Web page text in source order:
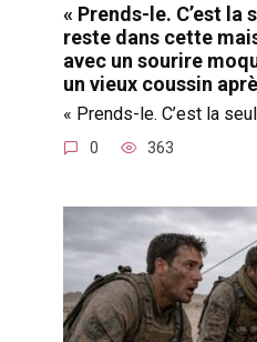
« Prends-le. C’est la
reste dans cette
avec un sourire
un vieux coussin
« Prends-le. C’est la
0 363